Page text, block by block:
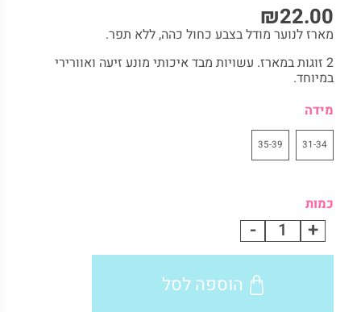
₪22.00
מארז לנוער מודל בצבע כחול כהה, ללא תפר.
2 זוגות במארז. עשויות מבד איכותי מונע זיעה ואוורירי
במיוחד.
מידה
31-34
35-39
כמות
גרבי
נוער
+
-
הוספה לסל